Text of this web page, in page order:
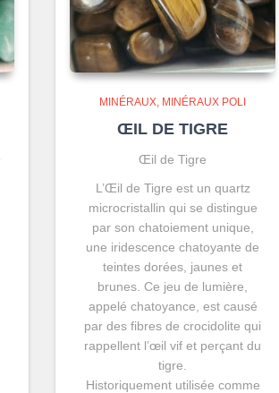
MINÉRAUX MINÉRAUX POLI
ŒIL DE TIGRE
Œil de Tigre
L’Œil de Tigre est un quartz
microcristallin qui se distingue
par son chatoiement unique,
une iridescence chatoyante de
teintes dorées, jaunes et
brunes. Ce jeu de lumière,
appelé chatoyance, est causé
par des fibres de crocidolite qui
rappellent l’œil vif et perçant du
tigre.
Historiquement utilisée comme